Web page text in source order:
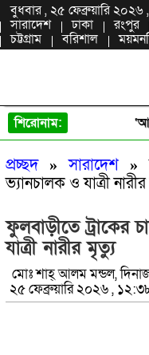
বুধবার , ২৫ ফেব্রুয়ারি ২০২৬ ,
সারাদেশ
ঢাকা রংপুর
চট্টগ্রাম
বরিশাল
শিরোনাম:
প্রচ্ছদ»সারাদেশ»
ভ্যানচালক ও যাত্রী
ফুলবাড়ীতে ট্রাকের
যাত্রী নারীর মৃত্যু
মোঃ শাহ্ আলম মন্ডল,
২৫ ফেব্রুয়ারি ২০২৬ ,